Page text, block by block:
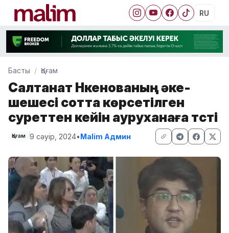
RU
Басты Қоғам
Салтанат Нүкенованың әке-
шешесі сотта көрсетілген
суреттен кейін ауруханаға түсті
Қоғам 9 сәуір, 2024•Malim Админ